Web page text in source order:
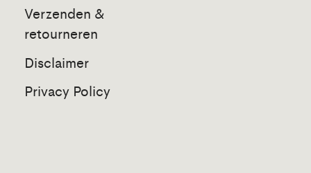
Verzenden &
retourneren
Disclaimer
Privacy Policy